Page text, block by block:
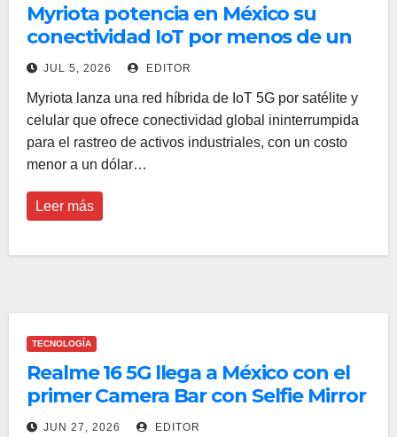
Myriota potencia en México su
conectividad IoT por menos de un
dólar al mes
JUL 5, 2026 EDITOR
Myriota lanza una red híbrida de IoT 5G por satélite y
celular que ofrece conectividad global ininterrumpida
para el rastreo de activos industriales, con un costo
menor a un dólar…
Leer más
TECNOLOGÍA
Realme 16 5G llega a México con el
primer Camera Bar con Selfie Mirror
de la industria
JUN 27, 2026 EDITOR